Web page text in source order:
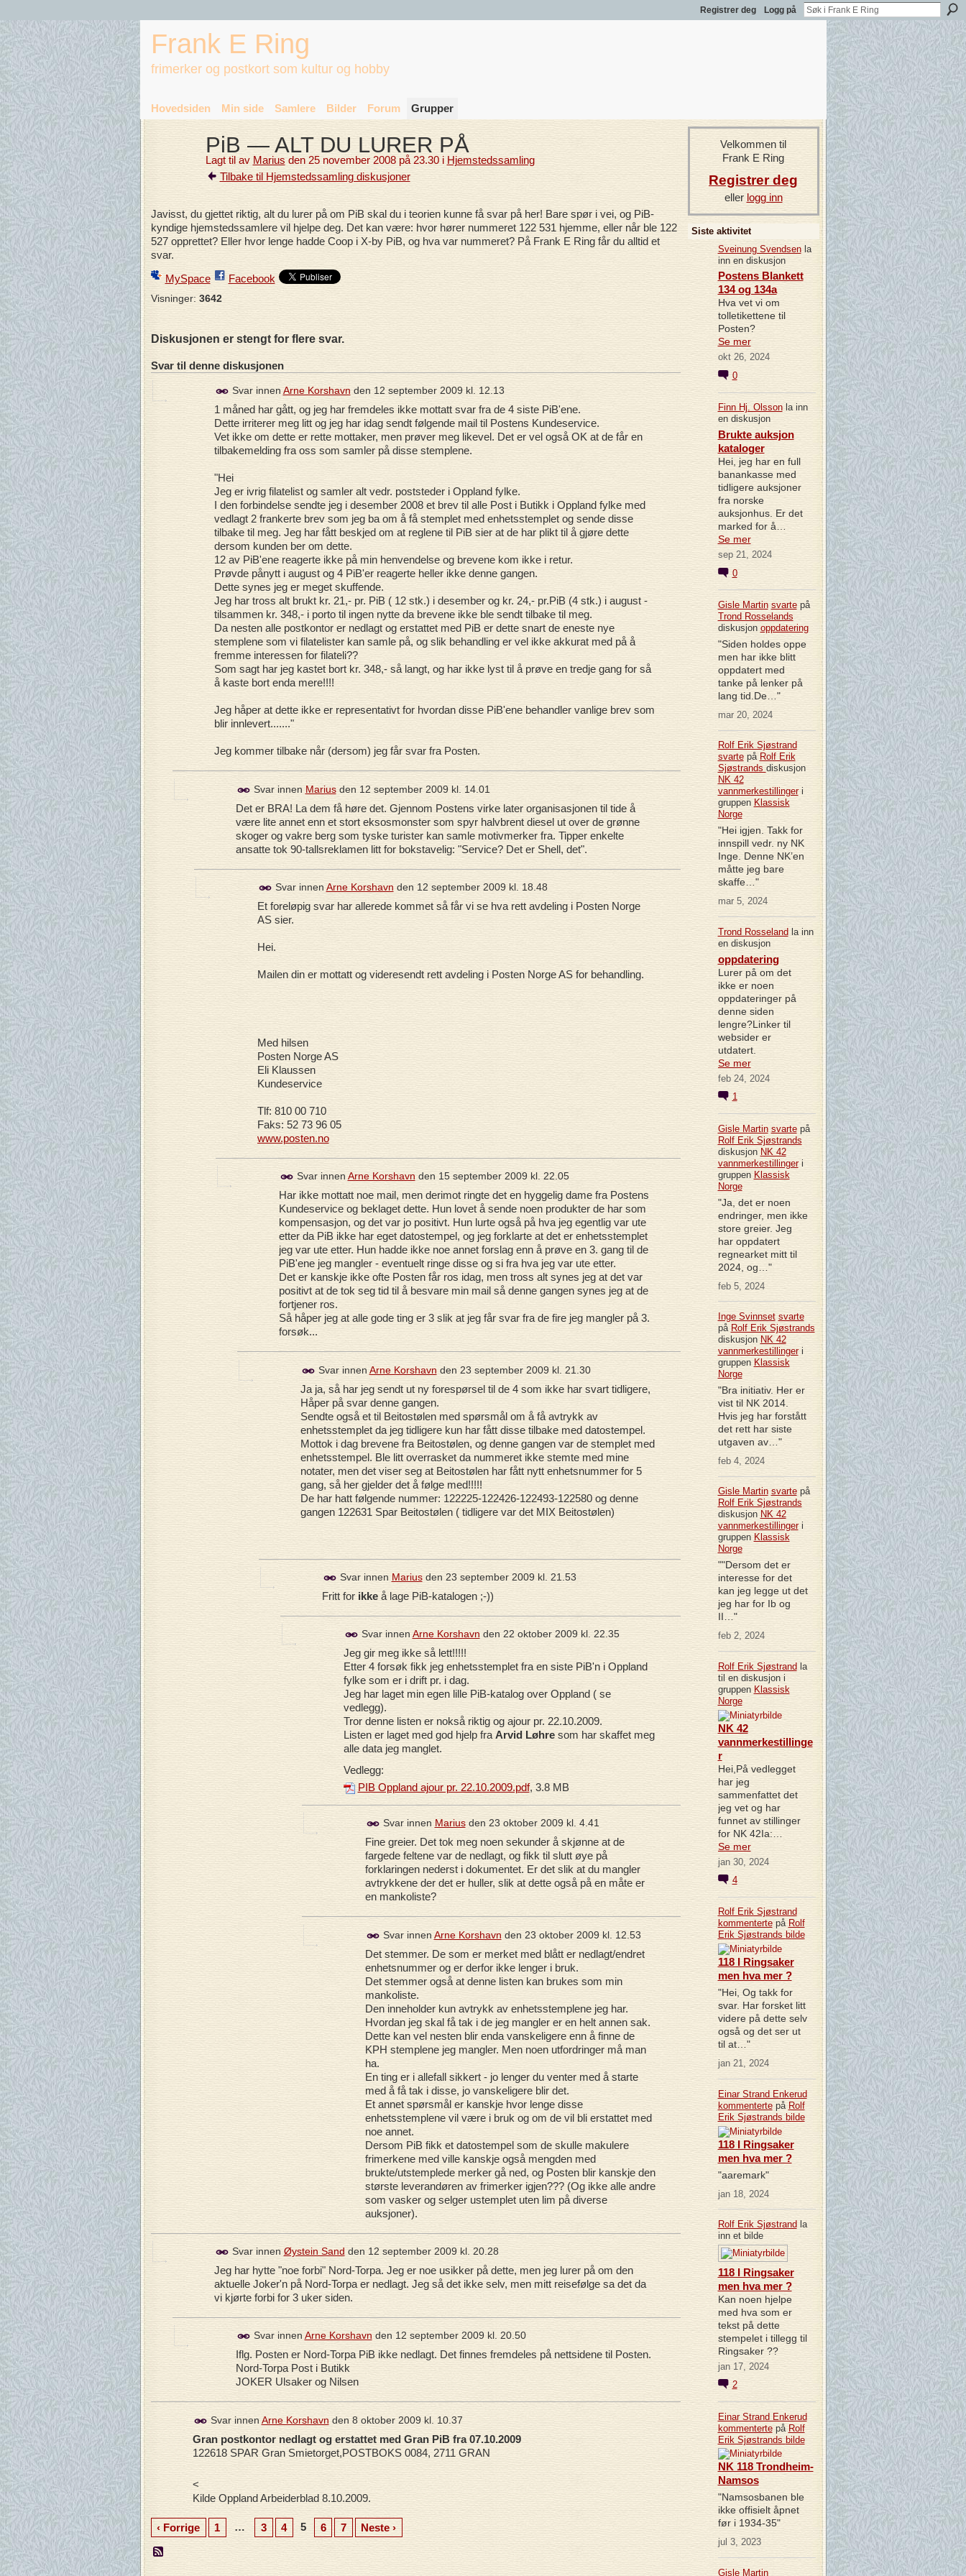
Registrer deg Logg på
Frank E Ring
frimerker og postkort som kultur og hobby
Hovedsiden Min side Samlere Bilder Forum Grupper
PiB — ALT DU LURER PÅ
Lagt til av Marius den 25 november 2008 på 23.30 i Hjemstedssamling
Tilbake til Hjemstedssamling diskusjoner
Javisst, du gjettet riktig, alt du lurer på om PiB skal du i teorien kunne få svar på her! Bare spør i vei, og PiB-
kyndige hjemstedssamlere vil hjelpe deg. Det kan være: hvor hører nummeret 122 531 hjemme, eller når ble 122
527 opprettet? Eller hvor lenge hadde Coop i X-by PiB, og hva var nummeret? På Frank E Ring får du alltid et
svar.
MySpace
Facebook
Visninger: 3642
Diskusjonen er stengt for flere svar.
Svar til denne diskusjonen
Svar innen Arne Korshavn den 12 september 2009 kl. 12.13
1 måned har gått, og jeg har fremdeles ikke mottatt svar fra de 4 siste PiB'ene.
Dette irriterer meg litt og jeg har idag sendt følgende mail til Postens Kundeservice.
Vet ikke om dette er rette mottaker, men prøver meg likevel. Det er vel også OK at de får en
tilbakemelding fra oss som samler på disse stemplene.
"Hei
Jeg er ivrig filatelist og samler alt vedr. poststeder i Oppland fylke.
I den forbindelse sendte jeg i desember 2008 et brev til alle Post i Butikk i Oppland fylke med
vedlagt 2 frankerte brev som jeg ba om å få stemplet med enhetsstemplet og sende disse
tilbake til meg. Jeg har fått beskjed om at reglene til PiB sier at de har plikt til å gjøre dette
dersom kunden ber om dette.
12 av PiB'ene reagerte ikke på min henvendelse og brevene kom ikke i retur.
Prøvde pånytt i august og 4 PiB'er reagerte heller ikke denne gangen.
Dette synes jeg er meget skuffende.
Jeg har tross alt brukt kr. 21,- pr. PiB ( 12 stk.) i desember og kr. 24,- pr.PiB (4 stk.) i august -
tilsammen kr. 348,- i porto til ingen nytte da brevene ikke ble sendt tilbake til meg.
Da nesten alle postkontor er nedlagt og erstattet med PiB er dette snart de eneste nye
stemplene som vi filatelister kan samle på, og slik behandling er vel ikke akkurat med på å
fremme interessen for filateli??
Som sagt har jeg kastet bort kr. 348,- så langt, og har ikke lyst til å prøve en tredje gang for så
å kaste bort enda mere!!!!
Jeg håper at dette ikke er representativt for hvordan disse PiB'ene behandler vanlige brev som
blir innlevert......."
Jeg kommer tilbake når (dersom) jeg får svar fra Posten.
Svar innen Mariusden 12 september 2009 kl. 14.01
Det er BRA! La dem få høre det. Gjennom Postens virke later organisasjonen til tide å
være lite annet enn et stort eksosmonster som spyr halvbrent diesel ut over de grønne
skoger og vakre berg som tyske turister kan samle motivmerker fra. Tipper enkelte
ansatte tok 90-tallsreklamen litt for bokstavelig: "Service? Det er Shell, det".
Svar innen Arne Korshavn den 12 september 2009 kl. 18.48
Et foreløpig svar har allerede kommet så får vi se hva rett avdeling i Posten Norge
AS sier.
Hei.
Mailen din er mottatt og videresendt rett avdeling i Posten Norge AS for behandling.
Med hilsen
Posten Norge AS
Eli Klaussen
Kundeservice
Tlf: 810 00 710
Faks: 52 73 96 05
www.posten.no
Svar innen Arne Korshavn den 15 september 2009 kl. 22.05
Har ikke mottatt noe mail, men derimot ringte det en hyggelig dame fra Postens
Kundeservice og beklaget dette. Hun lovet å sende noen produkter de har som
kompensasjon, og det var jo positivt. Hun lurte også på hva jeg egentlig var ute
etter da PiB ikke har eget datostempel, og jeg forklarte at det er enhetsstemplet
jeg var ute etter. Hun hadde ikke noe annet forslag enn å prøve en 3. gang til de
PiB'ene jeg mangler - eventuelt ringe disse og si fra hva jeg var ute etter.
Det er kanskje ikke ofte Posten får ros idag, men tross alt synes jeg at det var
positivt at de tok seg tid til å besvare min mail så denne gangen synes jeg at de
fortjener ros.
Så håper jeg at alle gode ting er 3 slik at jeg får svar fra de fire jeg mangler på 3.
forsøk...
Svar innen Arne Korshavn den 23 september 2009 kl. 21.30
Ja ja, så har jeg sendt ut ny forespørsel til de 4 som ikke har svart tidligere,
Håper på svar denne gangen.
Sendte også et til Beitostølen med spørsmål om å få avtrykk av
enhetsstemplet da jeg tidligere kun har fått disse tilbake med datostempel.
Mottok i dag brevene fra Beitostølen, og denne gangen var de stemplet med
enhetsstempel. Ble litt overrasket da nummeret ikke stemte med mine
notater, men det viser seg at Beitostølen har fått nytt enhetsnummer for 5
gang, så her gjelder det å følge med!!!!!
De har hatt følgende nummer: 122225-122426-122493-122580 og denne
gangen 122631 Spar Beitostølen ( tidligere var det MIX Beitostølen)
Svar innen Mariusden 23 september 2009 kl. 21.53
Fritt for ikkeå lage PiB-katalogen ;-))
Svar innen Arne Korshavn den 22 oktober 2009 kl. 22.35
Jeg gir meg ikke så lett!!!!!
Etter 4 forsøk fikk jeg enhetsstemplet fra en siste PiB'n i Oppland
fylke som er i drift pr. i dag.
Jeg har laget min egen lille PiB-katalog over Oppland ( se
vedlegg).
Tror denne listen er nokså riktig og ajour pr. 22.10.2009.
Listen er laget med god hjelp fra Arvid Løhresom har skaffet meg
alle data jeg manglet.
Vedlegg:
PIB Oppland ajour pr. 22.10.2009.pdf, 3.8 MB
Svar innen Mariusden 23 oktober 2009 kl. 4.41
Fine greier. Det tok meg noen sekunder å skjønne at de
fargede feltene var de nedlagt, og fikk til slutt øye på
forklaringen nederst i dokumentet. Er det slik at du mangler
avtrykkene der det er huller, slik at dette også på en måte er
en mankoliste?
Svar innen Arne Korshavn den 23 oktober 2009 kl. 12.53
Det stemmer. De som er merket med blått er nedlagt/endret
enhetsnummer og er derfor ikke lenger i bruk.
Det stemmer også at denne listen kan brukes som min
mankoliste.
Den inneholder kun avtrykk av enhetsstemplene jeg har.
Hvordan jeg skal få tak i de jeg mangler er en helt annen sak.
Dette kan vel nesten blir enda vanskeligere enn å finne de
KPH stemplene jeg mangler. Men noen utfordringer må man
ha.
En ting er i allefall sikkert - jo lenger du venter med å starte
med å få tak i disse, jo vanskeligere blir det.
Et annet spørsmål er kanskje hvor lenge disse
enhetsstemplene vil være i bruk og om de vil bli erstattet med
noe annet.
Dersom PiB fikk et datostempel som de skulle makulere
frimerkene med ville kanskje også mengden med
brukte/utstemplede merker gå ned, og Posten blir kanskje den
største leverandøren av frimerker igjen??? (Og ikke alle andre
som vasker og selger ustemplet uten lim på diverse
auksjoner).
Svar innen Øystein Sand den 12 september 2009 kl. 20.28
Jeg har hytte "noe forbi" Nord-Torpa. Jeg er noe usikker på dette, men jeg lurer på om den
aktuelle Joker'n på Nord-Torpa er nedlagt. Jeg så det ikke selv, men mitt reisefølge sa det da
vi kjørte forbi for 3 uker siden.
Svar innen Arne Korshavn den 12 september 2009 kl. 20.50
Iflg. Posten er Nord-Torpa PiB ikke nedlagt. Det finnes fremdeles på nettsidene til Posten.
Nord-Torpa Post i Butikk
JOKER Ulsaker og Nilsen
Svar innen Arne Korshavn den 8 oktober 2009 kl. 10.37
Gran postkontor nedlagt og erstattet med Gran PiB fra 07.10.2009
122618 SPAR Gran Smietorget,POSTBOKS 0084, 2711 GRAN
<
Kilde Oppland Arbeiderblad 8.10.2009.
‹ Forrige 1 … 3 4 5 6 7 Neste ›
Velkommen til
Frank E Ring
Registrer deg
eller logg inn
Siste aktivitet
Sveinung Svendsenla
inn en diskusjon
Postens Blankett
134 og 134a
Hva vet vi om
tolletikettene til
Posten?
Se mer
okt 26, 2024
0
Finn Hj. Olssonla inn
en diskusjon
Brukte auksjon
kataloger
Hei, jeg har en full
banankasse med
tidligere auksjoner
fra norske
auksjonhus. Er det
marked for å…
Se mer
sep 21, 2024
0
Gisle Martin svartepå
Trond Rosselands
diskusjon oppdatering
"Siden holdes oppe
men har ikke blitt
oppdatert med
tanke på lenker på
lang tid.De…"
mar 20, 2024
Rolf Erik Sjøstrand
svartepå Rolf Erik
Sjøstrands diskusjon
NK 42
vannmerkestillingeri
gruppen Klassisk
Norge
"Hei igjen. Takk for
innspill vedr. ny NK
Inge. Denne NK’en
måtte jeg bare
skaffe…"
mar 5, 2024
Trond Rosseland la inn
en diskusjon
oppdatering
Lurer på om det
ikke er noen
oppdateringer på
denne siden
lengre?Linker til
websider er
utdatert.
Se mer
feb 24, 2024
1
Gisle Martin svartepå
Rolf Erik Sjøstrands
diskusjon NK 42
vannmerkestillingeri
gruppen Klassisk
Norge
"Ja, det er noen
endringer, men ikke
store greier. Jeg
har oppdatert
regnearket mitt til
2024, og…"
feb 5, 2024
Inge Svinnset svarte
på Rolf Erik Sjøstrands
diskusjon NK 42
vannmerkestillingeri
gruppen Klassisk
Norge
"Bra initiativ. Her er
vist til NK 2014.
Hvis jeg har forstått
det rett har siste
utgaven av…"
feb 4, 2024
Gisle Martin svartepå
Rolf Erik Sjøstrands
diskusjon NK 42
vannmerkestillingeri
gruppen Klassisk
Norge
""Dersom det er
interesse for det
kan jeg legge ut det
jeg har for Ib og
II…"
feb 2, 2024
Rolf Erik Sjøstrand la
til en diskusjon i
gruppen Klassisk
Norge
NK 42
vannmerkestillinge
r
Hei,På vedlegget
har jeg
sammenfattet det
jeg vet og har
funnet av stillinger
for NK 42Ia:…
Se mer
jan 30, 2024
4
Rolf Erik Sjøstrand
kommentertepå Rolf
Erik Sjøstrandsbilde
118 I Ringsaker
men hva mer ?
"Hei, Og takk for
svar. Har forsket litt
videre på dette selv
også og det ser ut
til at…"
jan 21, 2024
Einar Strand Enkerud
kommentertepå Rolf
Erik Sjøstrandsbilde
118 I Ringsaker
men hva mer ?
"aaremark"
jan 18, 2024
Rolf Erik Sjøstrand la
inn et bilde
118 I Ringsaker
men hva mer ?
Kan noen hjelpe
med hva som er
tekst på dette
stempelet i tillegg til
Ringsaker ??
jan 17, 2024
2
Einar Strand Enkerud
kommentertepå Rolf
Erik Sjøstrandsbilde
NK 118 Trondheim-
Namsos
"Namsosbanen ble
ikke offisielt åpnet
før i 1934-35"
jul 3, 2023
Gisle Martin